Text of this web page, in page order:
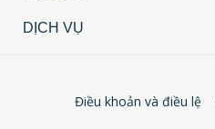
DỊCH VỤ
Điều khoản và điều lệ